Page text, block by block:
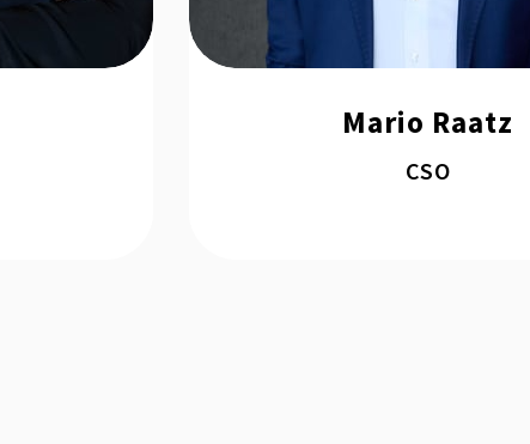
Mario Raatz
CSO